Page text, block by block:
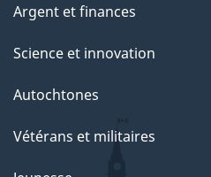
Argent et finances
Science et innovation
Autochtones
Vétérans et militaires